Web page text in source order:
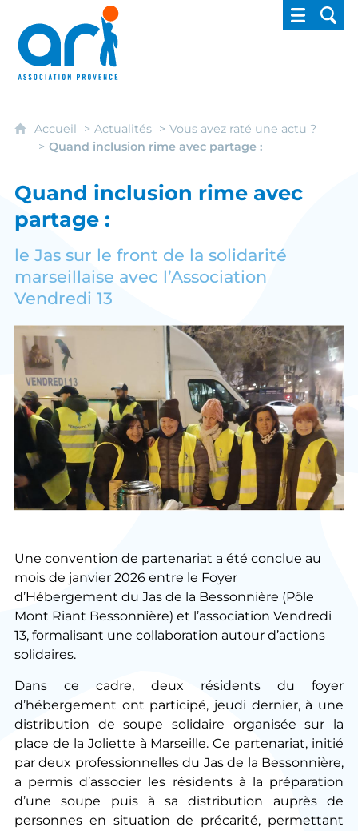
ARI - Association régionale pour
Accueil Actualités
Vous avez raté une actu ?
Quand inclusion rime avec partage :
Quand inclusion rime avec
partage :
le Jas sur le front de la solidarité
marseillaise avec l’Association
Vendredi 13
Une convention de partenariat a été conclue au
mois de janvier 2026 entre le Foyer
d’Hébergement du Jas de la Bessonnière (Pôle
Mont Riant Bessonnière) et l’association Vendredi
13, formalisant une collaboration autour d’actions
solidaires.
Dans ce cadre, deux résidents du foyer
d’hébergement ont participé, jeudi dernier, à une
distribution de soupe solidaire organisée sur la
place de la Joliette à Marseille. Ce partenariat, initié
par deux professionnelles du Jas de la Bessonnière,
a permis d’associer les résidents à la préparation
d’une soupe puis à sa distribution auprès de
personnes en situation de précarité, permettant